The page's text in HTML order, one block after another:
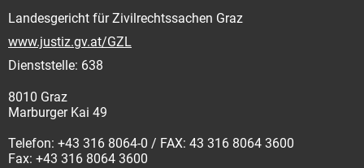
Landesgericht für Zivilrechtssachen Graz
www.justiz.gv.at/GZL
Dienststelle: 638
8010 Graz
Marburger Kai 49
Telefon: +43 316 8064-0 / FAX: 43 316 8064 3600
Fax: +43 316 8064 3600